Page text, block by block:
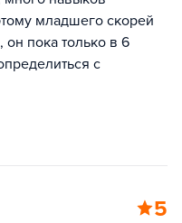
младшего скорей
пока только в 6
с
5